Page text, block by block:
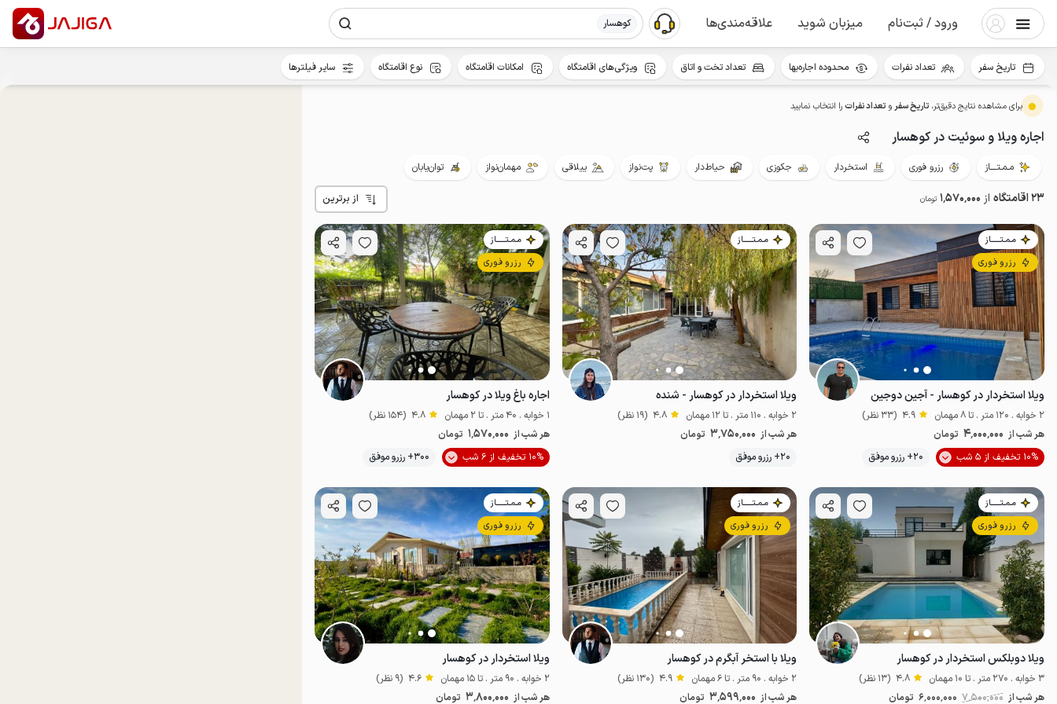
ورود / ثبت‌نام میزبان شوید علاقه‌مندی‌ها کوهسار
برای مشاهده نتایج دقیق‌تر، تاریخ سفرو تعداد نفراترا انتخاب نمایید
اجاره ویلا و سوئیت در کوهسار
مـمـتــــاز رزرو فوری استخردار جکوزی حیاط‌دار پت‌نواز ییلاقی مهمان‌نواز توان‌یابان
23 اقامتگاه از 1٬570٬000 تومان از برترین
مـمـتــــــاز
رزرو فوری
ویلا استخردار در کوهسار - آجین دوجین
2 خوابه . 120 متر . تا 8 مهمان 4.9 (33 نظر)
هر شب از 4٬000٬000 تومان
10% تخفیف از 5 شب
20+ رزرو موفق موقعیت در نقشه
مـمـتــــــاز
ویلا استخردار در کوهسار - شنده
2 خوابه . 110 متر . تا 12 مهمان 4.8 (19 نظر)
هر شب از 3٬750٬000 تومان
20+ رزرو موفق
پت‌نواز
مـمـتــــــاز
رزرو فوری
اجاره باغ ویلا در کوهسار
1 خوابه . 40 متر . تا 2 مهمان 4.8 (154 نظر)
هر شب از 1٬570٬000 تومان
10% تخفیف از 6 شب
300+ رزرو موفق
مـمـتــــــاز
رزرو فوری
ویلا دوبلکس استخردار در کوهسار
3 خوابه . 270 متر . تا 10 مهمان 4.8 (13 نظر)
هر شب از 7٬500٬000 6٬000٬000 تومان
مـمـتــــــاز
رزرو فوری
ویلا با استخر آبگرم در کوهسار
2 خوابه . 90 متر . تا 6 مهمان 4.9 (130 نظر)
هر شب از 3٬599٬000 تومان
مـمـتــــــاز
رزرو فوری
ویلا استخردار در کوهسار
2 خوابه . 90 متر . تا 15 مهمان 4.6 (9 نظر)
هر شب از 3٬800٬000 تومان
تاریخ سفر تعداد نفرات محدوده اجاره‌بها تعداد تخت و اتاق ویژگی‌های اقامتگاه امکانات اقامتگاه نوع اقامتگاه سایر فیلترها